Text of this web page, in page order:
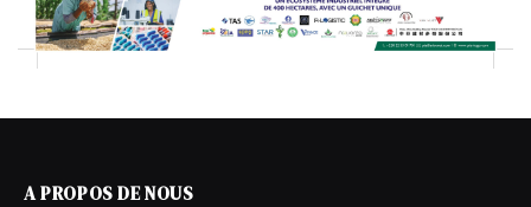
A PROPOS DE NOUS